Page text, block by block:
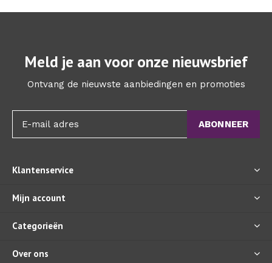
Meld je aan voor onze nieuwsbrief
Ontvang de nieuwste aanbiedingen en promoties
ABONNEER
Klantenservice
Mijn account
Categorieën
Over ons